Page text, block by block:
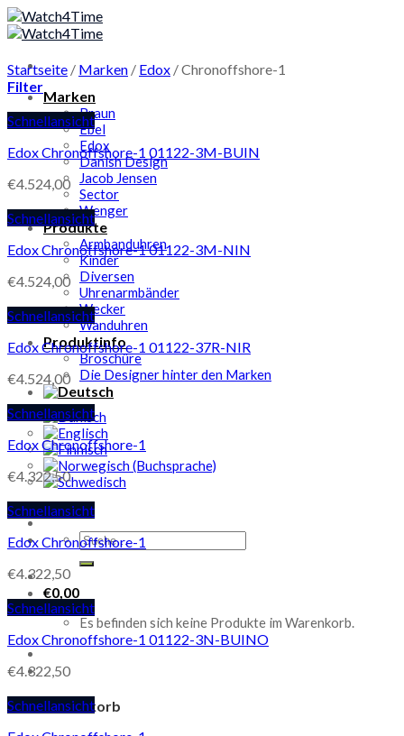
Skip
to
Marken
Braun
Ebel
Edox
Danish Design
Jacob Jensen
Sector
Wenger
Produkte
Armbanduhren
Kinder
Diversen
Uhrenarmbänder
Wecker
Wanduhren
Produktinfo
Broschüre
Die Designer hinter den Marken
Suche
nach:
€0,00
Es befinden sich keine Produkte im Warenkorb.
Warenkorb
Startseite / Marken / Edox /Chronoffshore-1
Filter
Schnellansicht
Edox Chronoffshore-1 01122-3M-BUIN
€4.524,00
Schnellansicht
Edox Chronoffshore-1 01122-3M-NIN
€4.524,00
Schnellansicht
Edox Chronoffshore-1 01122-37R-NIR
€4.524,00
Schnellansicht
Edox Chronoffshore-1
€4.322,50
Schnellansicht
Edox Chronoffshore-1
€4.322,50
Schnellansicht
Edox Chronoffshore-1 01122-3N-BUINO
€4.322,50
Schnellansicht